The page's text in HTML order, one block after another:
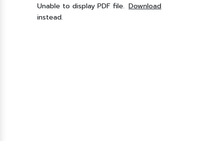
Unable to display PDF file. Download
instead.